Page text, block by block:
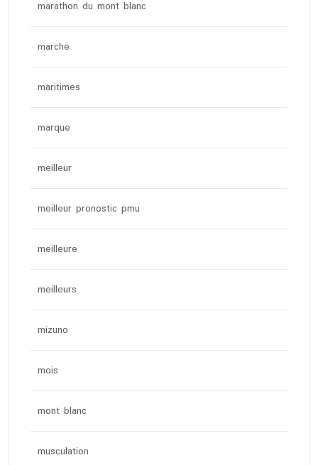
marathon du mont blanc
marche
maritimes
marque
meilleur
meilleur pronostic pmu
meilleure
meilleurs
mizuno
mois
mont blanc
musculation